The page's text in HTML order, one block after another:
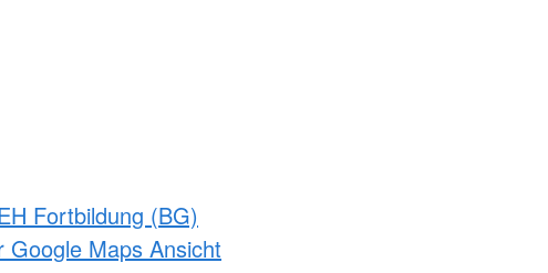
Fortbildung (BG)
Google Maps Ansicht